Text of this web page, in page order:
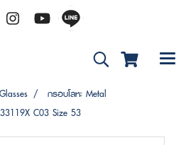
Glasses
กรอบโลหะ Metal
C03 Size 53